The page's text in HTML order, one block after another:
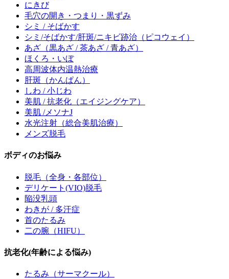
にきび
毛穴の開き・つまり・黒ずみ
シミ / そばかす
シミ/そばかす/肝斑/ニキビ跡治 （ピコウェイ）
あざ （黒あざ / 茶あざ / 青あざ）
ほくろ・いぼ
高周波体内温熱治療
肝斑 （かんぱん）
しわ / 小じわ
美肌 / 抗老化 （エイジングケア）
美肌 /メソナJ
水光注射 （総合美肌治療）
メンズ脱毛
ボディのお悩み
脱毛 （全身・各部位）
デリケート(VIO)脱毛
陥没乳頭
わきが / 多汗症
首のたるみ
二の腕（HIFU）
抗老化(年齢による悩み)
たるみ （サーマクール）